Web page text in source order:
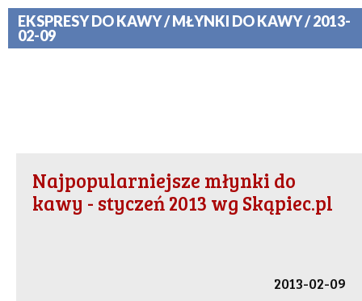
EKSPRESY DO KAWY / MŁYNKI DO KAWY / 2013-
02-09
Najpopularniejsze młynki do
kawy - styczeń 2013 wg Skąpiec.pl
2013-02-09